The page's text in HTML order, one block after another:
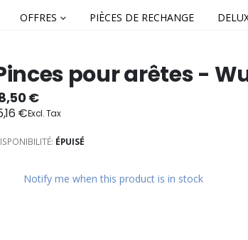
OFFRES PIÈCES DE RECHANGE
pour arêtes -
€
€
ÉPUISÉ
Notify me when this product is in stock